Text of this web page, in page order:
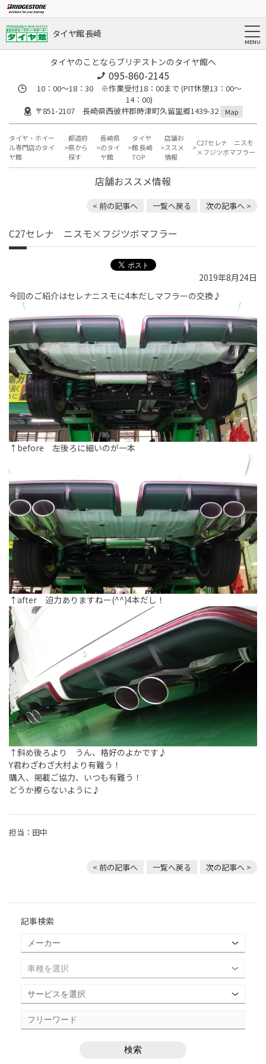
タイヤ館 長崎
タイヤのことならブリヂストンのタイヤ館へ
095-860-2145
10：00～18：30 ※作業受付18：00まで (PIT休憩13：00～
14：00)
〒851-2107 長崎県西彼杵郡時津町久留里郷1439-32
Map
タイヤ・ホイー
ル専門店のタイ
ヤ館
都道府
県から
探す
長崎県
のタイ
ヤ館
タイヤ
館 長崎
TOP
店舗お
ススメ
情報
C27セレナ ニスモ
×フジツボマフラー
店舗おススメ情報
< 前の記事へ 一覧へ戻る 次の記事へ >
C27セレナ ニスモ×フジツボマフラー
2019年8月24日
今回のご紹介はセレナニスモに4本だしマフラーの交換♪
↑before 左後ろに細いのが一本
↑after 迫力ありますねー(^^)4本だし！
↑斜め後ろより うん、格好のよかです♪
Y君わざわざ大村より有難う！
購入、掲載ご協力、いつも有難う！
どうか擦らないように♪
担当：田中
< 前の記事へ 一覧へ戻る 次の記事へ >
記事検索